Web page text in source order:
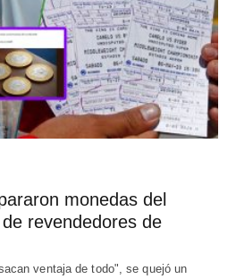
monedas del
revendedores de
ventaja de todo", se quejó un